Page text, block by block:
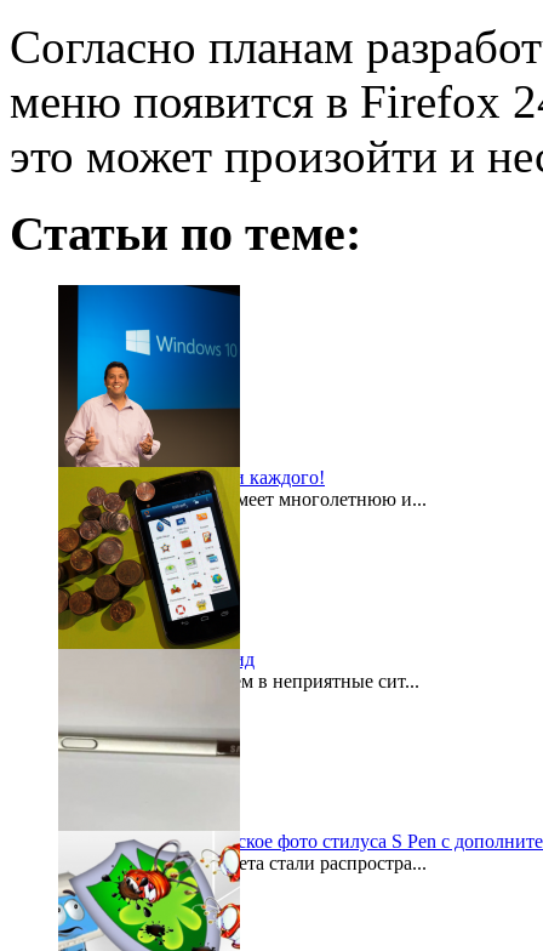
Согласно планам
меню появится в Firefox
это может произойти и
Статьи по теме:
Windows 10 для всех и каждого!
Компания Microsoft имеет многолетнюю и...
2015-08-03
«Кошелек» на Андроид
Как часто мы попадаем в неприятные сит...
Galaxy Note 5: шпионское фото стилуса S Pen с
По просторам интернета стали распростра...
2015-07-27